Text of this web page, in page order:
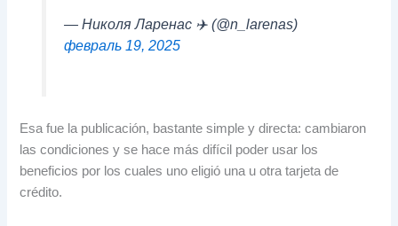
— Николя Ларенас ✈️ (@n_larenas)
февраль 19, 2025
Esa fue la publicación, bastante simple y directa:cambiaron
las condiciones y se hace más difícil poder usar los
beneficios por los cuales uno eligió una u otra tarjeta de
crédito.